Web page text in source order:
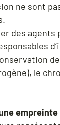
ne sont
des
le